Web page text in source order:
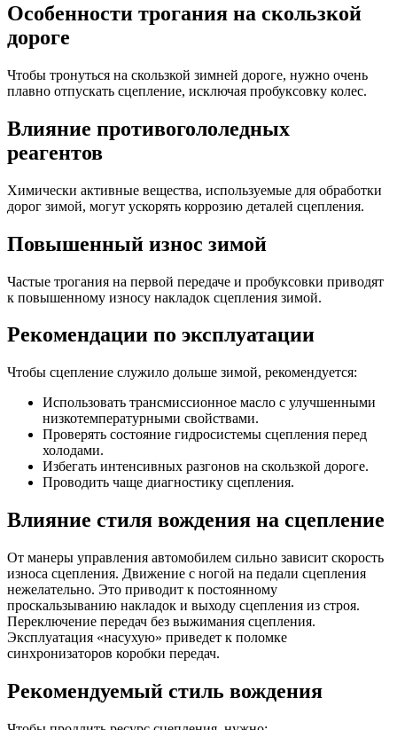
Особенности трогания на скользкой
дороге
Чтобы тронуться на скользкой зимней дороге, нужно очень
плавно отпускать сцепление, исключая пробуксовку колес.
Влияние противогололедных
реагентов
Химически активные вещества, используемые для обработки
дорог зимой, могут ускорять коррозию деталей сцепления.
Повышенный износ зимой
Частые трогания на первой передаче и пробуксовки приводят
к повышенному износу накладок сцепления зимой.
Рекомендации по эксплуатации
Чтобы сцепление служило дольше зимой, рекомендуется:
Использовать трансмиссионное масло с улучшенными
низкотемпературными свойствами.
Проверять состояние гидросистемы сцепления перед
холодами.
Избегать интенсивных разгонов на скользкой дороге.
Проводить чаще диагностику сцепления.
Влияние стиля вождения на сцепление
От манеры управления автомобилем сильно зависит скорость
износа сцепления. Движение с ногой на педали сцепления
нежелательно. Это приводит к постоянному
проскальзыванию накладок и выходу сцепления из строя.
Переключение передач без выжимания сцепления.
Эксплуатация «насухую» приведет к поломке
синхронизаторов коробки передач.
Рекомендуемый стиль вождения